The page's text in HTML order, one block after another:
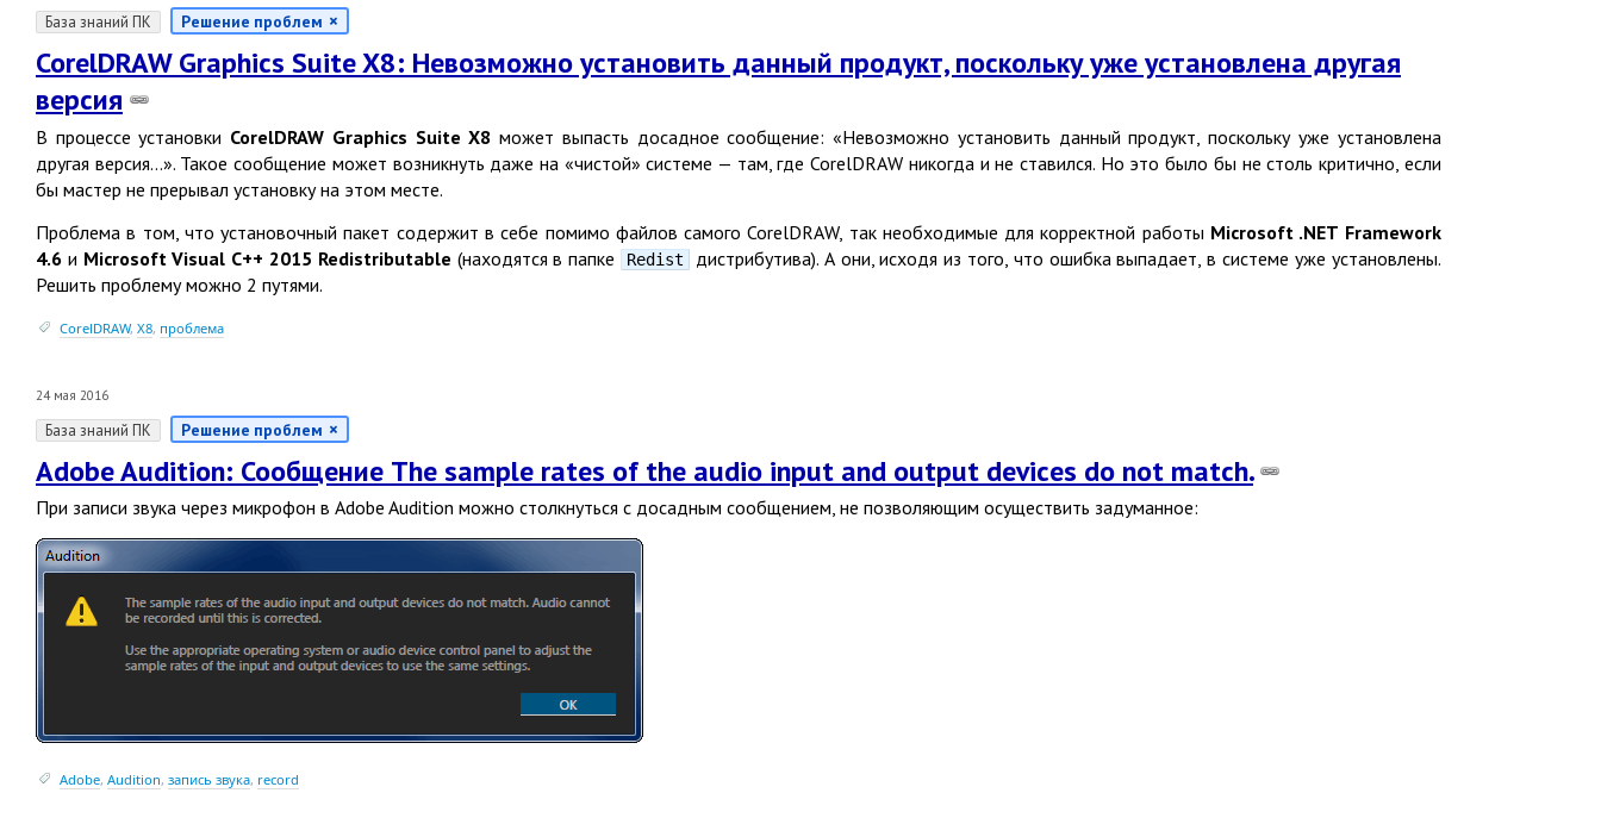
База знаний ПК Решение проблем
CorelDRAW Graphics Suite X8: Невозможно установить данный продукт, поскольку уже установлена другая
версия
В процессе установки CorelDRAW Graphics Suite X8 может выпасть досадное сообщение: «Невозможно установить данный продукт, поскольку уже установлена
другая версия...». Такое сообщение может возникнуть даже на «чистой» системе — там, где CorelDRAW никогда и не ставился. Но это было бы не столь критично, если
бы мастер не прерывал установку на этом месте.
Проблема в том, что установочный пакет содержит в себе помимо файлов самого CorelDRAW, так необходимые для корректной работы Microsoft .NET Framework
4.6 и Microsoft Visual C++ 2015 Redistributable (находятся в папке Redist
дистрибутива). А они, исходя из того, что ошибка выпадает, в системе уже установлены.
Решить проблему можно 2 путями.
CorelDRAW, X8, проблема
24 мая 2016
База знаний ПК Решение проблем
Adobe Audition: Сообщение The sample rates of the audio input and output devices do not match.
При записи звука через микрофон в Adobe Audition можно столкнуться с досадным сообщением, не позволяющим осуществить задуманное:
Adobe, Audition, запись звука, record